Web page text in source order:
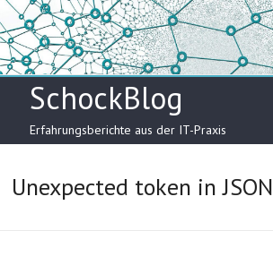
Skip
to
content
SchockBlog
Erfahrungsberichte aus der IT-Praxis
Unexpected token in JSON